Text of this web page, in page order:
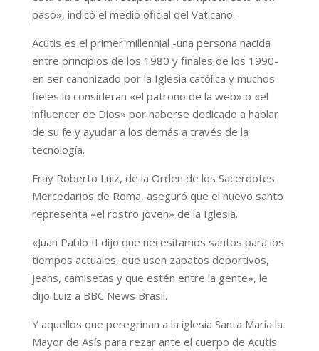
paso», indicó el medio oficial del Vaticano.
Acutis es el primer millennial -una persona nacida
entre principios de los 1980 y finales de los 1990-
en ser canonizado por la Iglesia católica y muchos
fieles lo consideran «el patrono de la web» o «el
influencer de Dios» por haberse dedicado a hablar
de su fe y ayudar a los demás a través de la
tecnología.
Fray Roberto Luiz, de la Orden de los Sacerdotes
Mercedarios de Roma, aseguró que el nuevo santo
representa «el rostro joven» de la Iglesia.
«Juan Pablo II dijo que necesitamos santos para los
tiempos actuales, que usen zapatos deportivos,
jeans, camisetas y que estén entre la gente», le
dijo Luiz a BBC News Brasil.
Y aquellos que peregrinan a la iglesia Santa María la
Mayor de Asís para rezar ante el cuerpo de Acutis